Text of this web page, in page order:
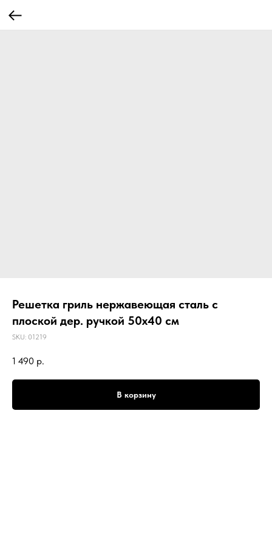
Решетка гриль нержавеющая сталь с
плоской дер. ручкой 50х40 см
SKU: 01219
1 490 р.
В корзину